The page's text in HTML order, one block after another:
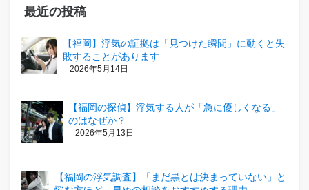
最近の投稿
【福岡】浮気の証拠は「見つけた瞬間」に動くと失
敗することがあります
2026年5月14日
【福岡の探偵】浮気する人が「急に優しくなる」
のはなぜか？
2026年5月13日
【福岡の浮気調査】「まだ黒とは決まっていない」と